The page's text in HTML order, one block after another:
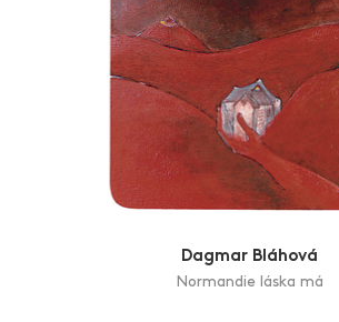
Dagmar Bláhová
Normandie láska má